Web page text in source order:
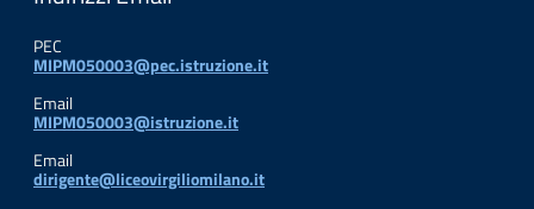
PEC
MIPM050003@pec.istruzione.it
Email
MIPM050003@istruzione.it
Email
dirigente@liceovirgiliomilano.it